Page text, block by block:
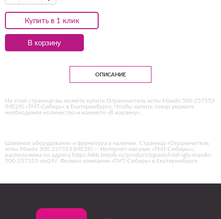
Купить в 1 клик
В корзину
ОПИСАНИЕ
На этой странице вы можете купить Ограничитель иглы Maxdo 500 257553
(ME29) «ТМТ-Сибирь» в Екатеринбурге. Чтобы купить товар укажите
необходимое количество и нажмите «В корзину».
Швейное оборудование и фурнитура в наличии. Страница «Ограничитель
иглы Maxdo 500 257553 (ME29) — Интернет-магазин «ТМТ-Сибирь»»,
расположена по адресу https://ekb.tmtsib.ru/product/ogranichitel-igly-maxdo-
500-257553-me29/. Филиал компании «ТМТ-Сибирь» в Екатеринбурге.